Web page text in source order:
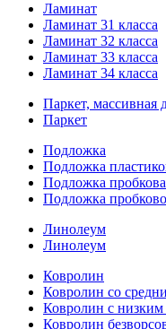
Ламинат
Ламинат 31 класса
Ламинат 32 класса
Ламинат 33 класса
Ламинат 34 класса
Паркет, массивная
Паркет
Подложка
Подложка
Подложка
Подложка
Линолеум
Линолеум
Ковролин
Ковролин со
Ковролин с
Ковролин